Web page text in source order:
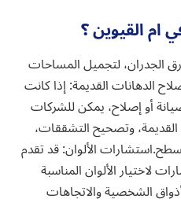
ام القيوين ؟
الجدران، لتجميل المساحات
الدهانات القديمة: إذا كانت
أو إصلاح، يمكن للشركات
وتصحيح التشققات،
الألوان: قد تقدم
الألوان المناسبة
الشخصية والاتجاهات